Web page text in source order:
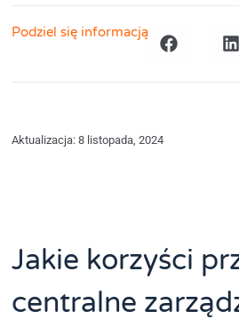
Podziel się informacją
Aktualizacja: 8 listopada, 2024
Jakie korzyści
centralne